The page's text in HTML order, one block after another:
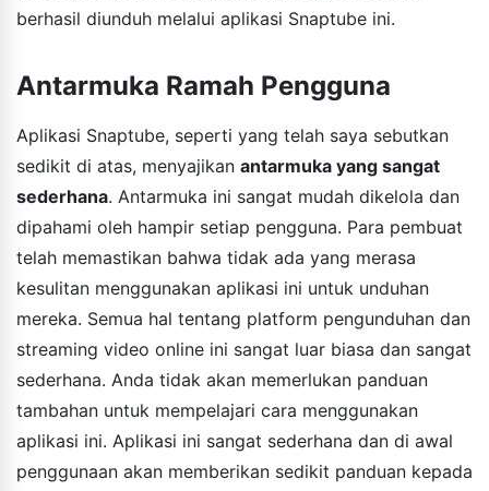
berhasil diunduh melalui aplikasi Snaptube ini.
Antarmuka Ramah Pengguna
Aplikasi Snaptube, seperti yang telah saya sebutkan
sedikit di atas, menyajikan antarmuka yang sangat
sederhana. Antarmuka ini sangat mudah dikelola dan
dipahami oleh hampir setiap pengguna. Para pembuat
telah memastikan bahwa tidak ada yang merasa
kesulitan menggunakan aplikasi ini untuk unduhan
mereka. Semua hal tentang platform pengunduhan dan
streaming video online ini sangat luar biasa dan sangat
sederhana. Anda tidak akan memerlukan panduan
tambahan untuk mempelajari cara menggunakan
aplikasi ini. Aplikasi ini sangat sederhana dan di awal
penggunaan akan memberikan sedikit panduan kepada